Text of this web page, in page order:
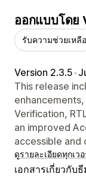
ออกแบบโดย
รับความช่วยเหลือ
Version 2.3.5•
This release
Verification,
an improved
accessible and
ดูรายละเอียดทุกเว
เอกสารเกี่ยวกับธี